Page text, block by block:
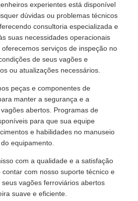
experientes está disponível
dúvidas ou problemas técnicos
consultoria especializada e
suas necessidades operacionais
serviços de inspeção no
de seus vagões e
ou atualizações necessários.
peças e componentes de
manter a segurança e a
abertos. Programas de
para que sua equipe
e habilidades no manuseio
equipamento.
com a qualidade e a satisfação
com nosso suporte técnico e
vagões ferroviários abertos
suave e eficiente.